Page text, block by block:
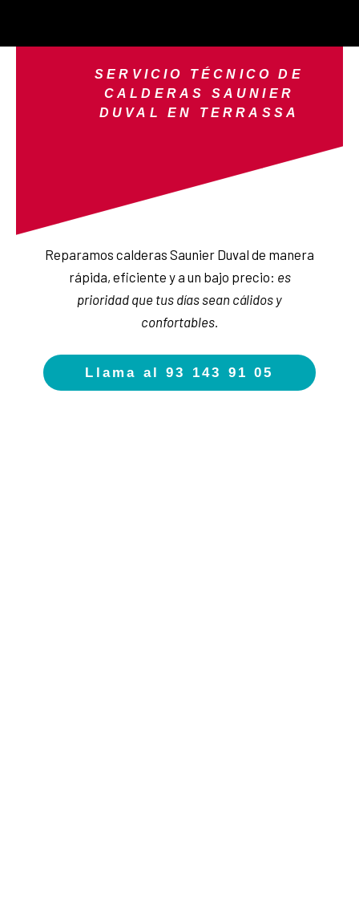
SERVICIO TÉCNICO DE
CALDERAS SAUNIER
DUVAL EN TERRASSA
Reparamos calderas Saunier Duval de manera
rápida, eficiente y a un bajo precio: es
prioridad que tus días sean cálidos y
confortables.
Llama al 93 143 91 05